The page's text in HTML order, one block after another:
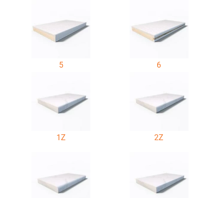
5 6
1Z 2Z